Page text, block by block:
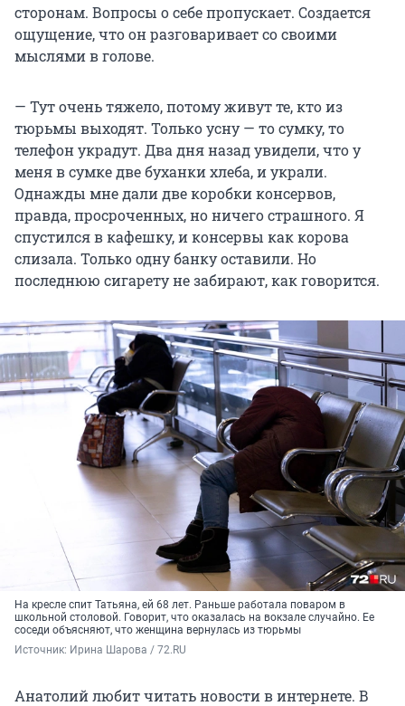
сторонам. Вопросы о себе пропускает. Создается
ощущение, что он разговаривает со своими
мыслями в голове.
— Тут очень тяжело, потому живут те, кто из
тюрьмы выходят. Только усну — то сумку, то
телефон украдут. Два дня назад увидели, что у
меня в сумке две буханки хлеба, и украли.
Однажды мне дали две коробки консервов,
правда, просроченных, но ничего страшного. Я
спустился в кафешку, и консервы как корова
слизала. Только одну банку оставили. Но
последнюю сигарету не забирают, как говорится.
На кресле спит Татьяна, ей 68 лет. Раньше работала поваром в
школьной столовой. Говорит, что оказалась на вокзале случайно. Ее
соседи объясняют, что женщина вернулась из тюрьмы
Источник: Ирина Шарова / 72.RU
Анатолий любит читать новости в интернете. В